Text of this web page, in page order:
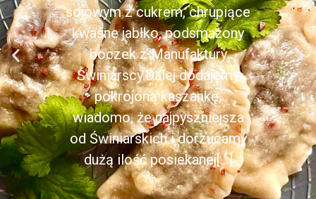
sojowym z cukrem, chrupiące
kwaśne jabłko, podsmażony
boczek z Manufaktury
Świniarscy.Dalej dodajemy
pokrojoną kaszankę,
wiadomo, że najpyszniejsza
od Świniarskich i dorzucamy
dużą ilość posiekanej[...]